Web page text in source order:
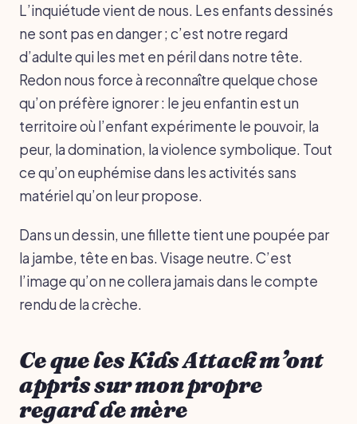
L’inquiétude vient de nous. Les enfants dessinés
ne sont pas en danger ; c’est notre regard
d’adulte qui les met en péril dans notre tête.
Redon nous force à reconnaître quelque chose
qu’on préfère ignorer : le jeu enfantin est un
territoire où l’enfant expérimente le pouvoir, la
peur, la domination, la violence symbolique. Tout
ce qu’on euphémise dans les activités sans
matériel qu’on leur propose.
Dans un dessin, une fillette tient une poupée par
la jambe, tête en bas. Visage neutre. C’est
l’image qu’on ne collera jamais dans le compte
rendu de la crèche.
Ce que les Kids Attack m’ont
appris sur mon propre
regard de mère